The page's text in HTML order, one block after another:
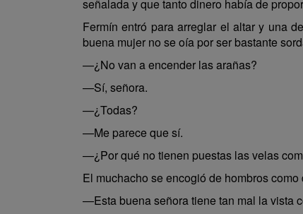
señalada y que tanto dinero había de
Fermín entró para arreglar el altar y una
buena mujer no se oía por ser bastante
—¿No van a encender las arañas?
—Sí, señora.
—¿Todas?
—Me parece que sí.
—¿Por qué no tienen puestas las velas
El muchacho se encogió de hombros como
—Esta buena señora tiene tan mal la vista